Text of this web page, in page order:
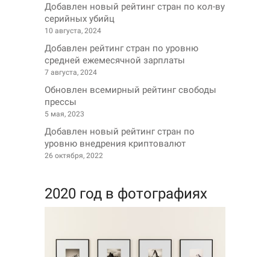
Добавлен новый рейтинг стран по кол-ву
серийных убийц
10 августа, 2024
Добавлен рейтинг стран по уровню
средней ежемесячной зарплаты
7 августа, 2024
Обновлен всемирный рейтинг свободы
прессы
5 мая, 2023
Добавлен новый рейтинг стран по
уровню внедрения криптовалют
26 октября, 2022
2020 год в фотографиях